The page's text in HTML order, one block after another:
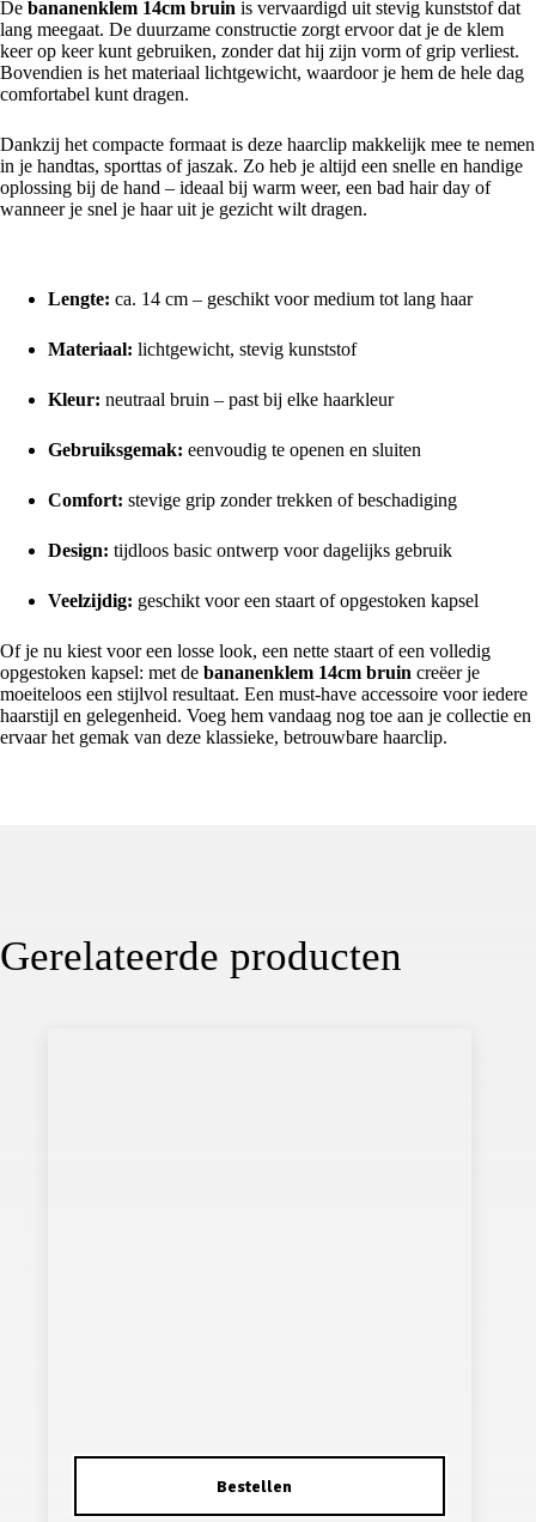
De bananenklem 14cm bruin is vervaardigd uit stevig kunststof dat
lang meegaat. De duurzame constructie zorgt ervoor dat je de klem
keer op keer kunt gebruiken, zonder dat hij zijn vorm of grip verliest.
Bovendien is het materiaal lichtgewicht, waardoor je hem de hele dag
comfortabel kunt dragen.
Dankzij het compacte formaat is deze haarclip makkelijk mee te nemen
in je handtas, sporttas of jaszak. Zo heb je altijd een snelle en handige
oplossing bij de hand – ideaal bij warm weer, een bad hair day of
wanneer je snel je haar uit je gezicht wilt dragen.
Lengte: ca. 14 cm – geschikt voor medium tot lang haar
Materiaal: lichtgewicht, stevig kunststof
Kleur: neutraal bruin – past bij elke haarkleur
Gebruiksgemak: eenvoudig te openen en sluiten
Comfort: stevige grip zonder trekken of beschadiging
Design: tijdloos basic ontwerp voor dagelijks gebruik
Veelzijdig: geschikt voor een staart of opgestoken kapsel
Of je nu kiest voor een losse look, een nette staart of een volledig
opgestoken kapsel: met de bananenklem 14cm bruin creëer je
moeiteloos een stijlvol resultaat. Een must-have accessoire voor iedere
haarstijl en gelegenheid. Voeg hem vandaag nog toe aan je collectie en
ervaar het gemak van deze klassieke, betrouwbare haarclip.
Gerelateerde producten